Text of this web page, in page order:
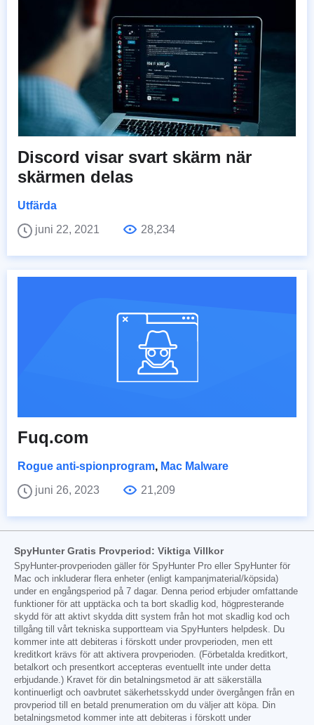
Discord visar svart skärm när
skärmen delas
Utfärda
juni 22, 2021
28,234
Fuq.com
Rogue anti-spionprogram, Mac Malware
juni 26, 2023
21,209
SpyHunter Gratis Provperiod: Viktiga Villkor
SpyHunter-provperioden gäller för SpyHunter Pro eller SpyHunter för
Mac och inkluderar flera enheter (enligt kampanjmaterial/köpsida)
under en engångsperiod på 7 dagar. Denna period erbjuder omfattande
funktioner för att upptäcka och ta bort skadlig kod, högpresterande
skydd för att aktivt skydda ditt system från hot mot skadlig kod och
tillgång till vårt tekniska supportteam via SpyHunters helpdesk. Du
kommer inte att debiteras i förskott under provperioden, men ett
kreditkort krävs för att aktivera provperioden. (Förbetalda kreditkort,
betalkort och presentkort accepteras eventuellt inte under detta
erbjudande.) Kravet för din betalningsmetod är att säkerställa
kontinuerligt och oavbrutet säkerhetsskydd under övergången från en
provperiod till en betald prenumeration om du väljer att köpa. Din
betalningsmetod kommer inte att debiteras i förskott under